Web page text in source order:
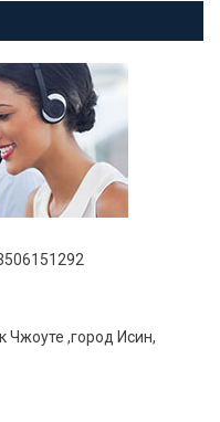
Чжоуте ,город Исин,